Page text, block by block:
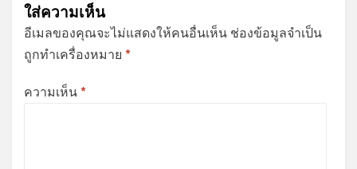
ใส่ความเห็น
อีเมลของคุณจะไม่แสดงให้คนอื่นเห็น ช่องข้อมูลจำเป็น
ถูกทำเครื่องหมาย *
ความเห็น *